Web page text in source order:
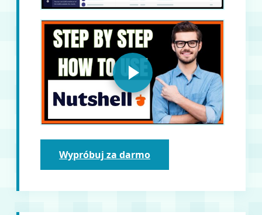
Wypróbuj za darmo